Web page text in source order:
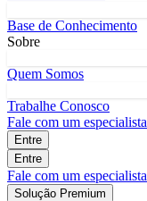
Base de Conhecimento
Sobre
Quem Somos
Trabalhe Conosco
Fale com um especialista
Entre
Entre
Fale com um especialista
Solução Premium